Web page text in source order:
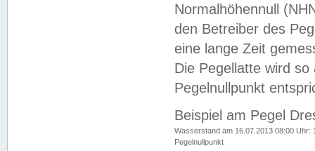
Normalhöhennull
den Betreiber des
eine lange Zeit
Die Pegellatte wird
Pegelnullpunkt
Beispiel am Pegel
Wasserstand am 16.07.2013 08:00 Uhr:
Pegelnullpunkt